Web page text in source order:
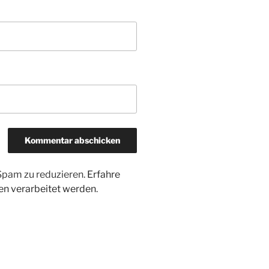
zu reduzieren. Erfahre
verarbeitet werden.